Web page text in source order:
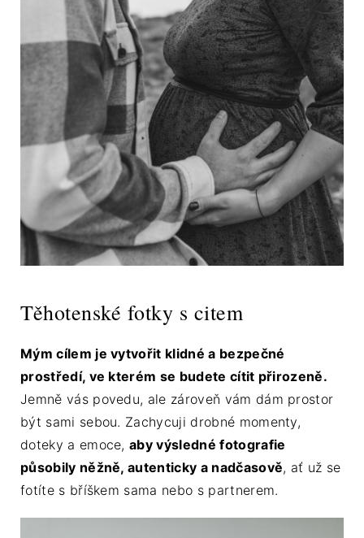
Těhotenské fotky s citem
Mým cílem je vytvořit klidné a bezpečné
prostředí, ve kterém se budete cítit přirozeně.
Jemně vás povedu, ale zároveň vám dám prostor
být sami sebou. Zachycuji drobné momenty,
doteky a emoce,aby výsledné fotografie
působily něžně, autenticky a nadčasově, ať už se
fotíte s bříškem sama nebo s partnerem.